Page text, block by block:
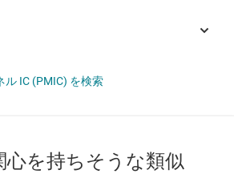
ル IC (PMIC) を検索
心を持ちそうな類似